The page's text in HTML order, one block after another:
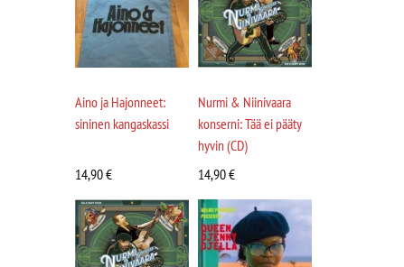
Aino ja Hajonneet:
sininen kangaskassi
14,90€
Nurmi & Niinivaara
konserni: Tää ei pääty
hyvin (CD)
14,90€